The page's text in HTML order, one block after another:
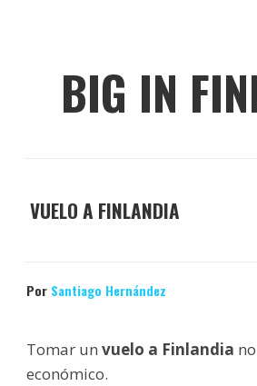
BIG IN
VUELO A FINLANDIA
Por Santiago Hernández
Tomar unvuelo a Finlandia
económico.